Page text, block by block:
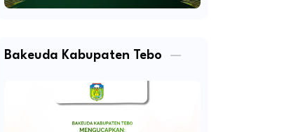
Bakeuda Kabupaten Tebo